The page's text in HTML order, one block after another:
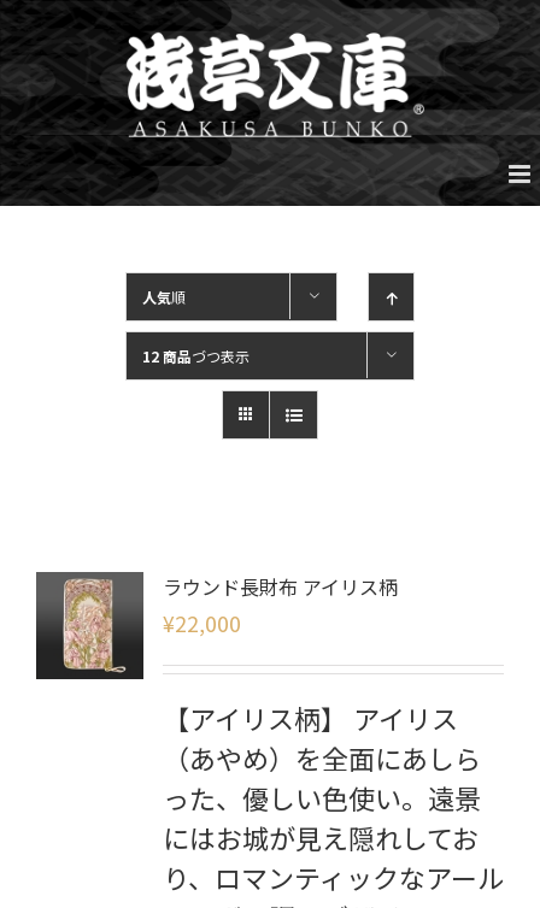
Skip
to
content
人気順
12 商品づつ表示
ラウンド長財布 アイリス柄
¥22,000
【アイリス柄】 アイリス
（あやめ）を全面にあしら
った、優しい色使い。遠景
にはお城が見え隠れしてお
り、ロマンティックなアール